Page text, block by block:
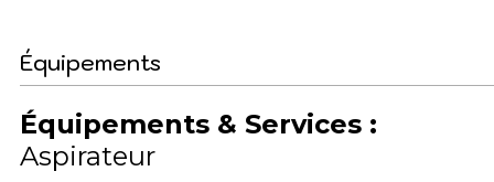
Équipements
Équipements & Services :
Aspirateur